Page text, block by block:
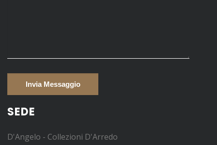
SEDE
D'Angelo - Collezioni D'Arredo